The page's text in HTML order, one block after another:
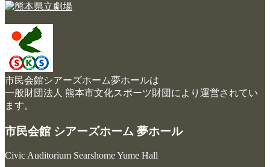
市民会館シアーズホーム夢ホールは
一般財団法人 熊本市文化スポーツ財団により運営されてい
ます。
市民会館 シアーズホーム 夢ホール
Civic Auditorium Searshome Yume Hall